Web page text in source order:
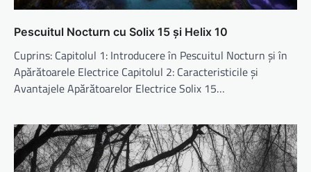
Pescuitul Nocturn cu Solix 15 și Helix 10
Cuprins: Capitolul 1: Introducere în Pescuitul Nocturn și în
Apărătoarele Electrice Capitolul 2: Caracteristicile și
Avantajele Apărătoarelor Electrice Solix 15…